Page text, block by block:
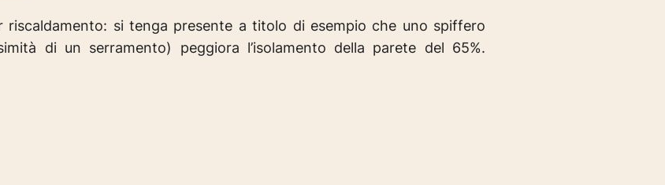
si tenga presente a titolo di esempio che uno spiffero
di un serramento) peggiora l’isolamento della parete del 65%.